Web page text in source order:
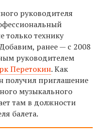
руководителя
только технику
ранее — с 2008
руководителем
Перетокин. Как
получил приглашение
музыкального
там в должности
балета.